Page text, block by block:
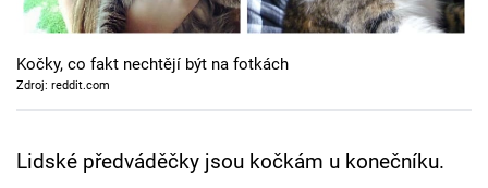
Cool Esport
Pořady
Kočky, co fakt nechtějí být na fotkách
Zdroj: reddit.com
Lidské předváděčky jsou kočkám u konečníku.